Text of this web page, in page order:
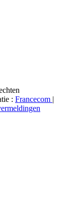
: Francecom |